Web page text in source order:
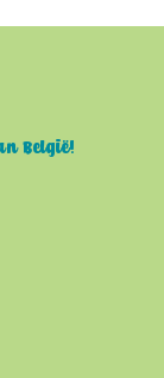
België!